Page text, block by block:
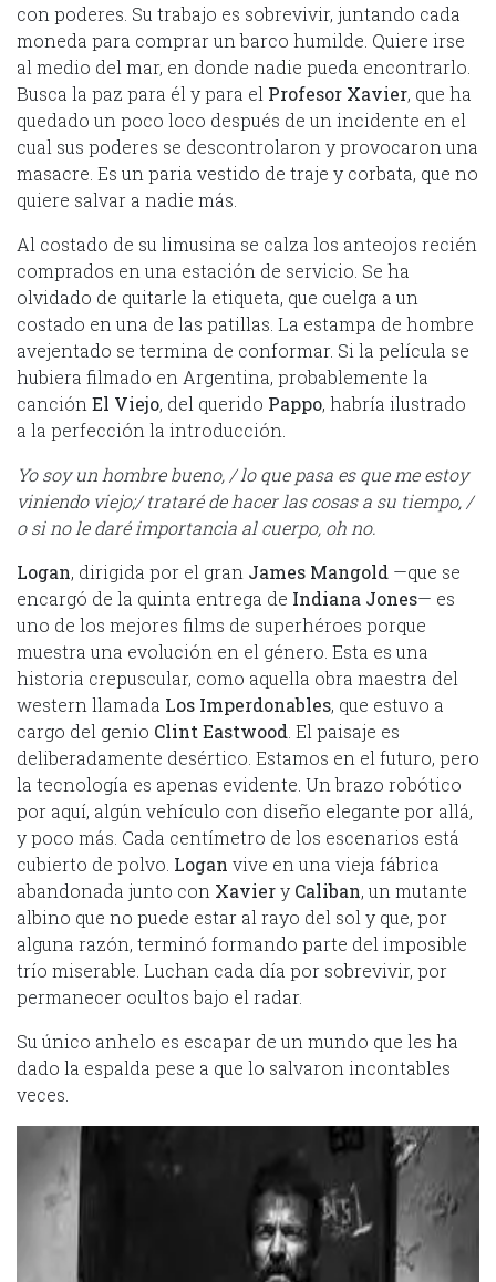
con poderes. Su trabajo es sobrevivir, juntando cada
moneda para comprar un barco humilde. Quiere irse
al medio del mar, en donde nadie pueda encontrarlo.
Busca la paz para él y para el Profesor Xavier, que ha
quedado un poco loco después de un incidente en el
cual sus poderes se descontrolaron y provocaron una
masacre. Es un paria vestido de traje y corbata, que no
quiere salvar a nadie más.
Al costado de su limusina se calza los anteojos recién
comprados en una estación de servicio. Se ha
olvidado de quitarle la etiqueta, que cuelga a un
costado en una de las patillas. La estampa de hombre
avejentado se termina de conformar. Si la película se
hubiera filmado en Argentina, probablemente la
canción El Viejo, del querido Pappo, habría ilustrado
a la perfección la introducción.
Yo soy un hombre bueno, / lo que pasa es que me estoy
viniendo viejo;/ trataré de hacer las cosas a su tiempo, /
o si no le daré importancia al cuerpo, oh no.
Logan, dirigida por el gran James Mangold —que se
encargó de la quinta entrega de Indiana Jones— es
uno de los mejores films de superhéroes porque
muestra una evolución en el género. Esta es una
historia crepuscular, como aquella obra maestra del
western llamada Los Imperdonables, que estuvo a
cargo del genio Clint Eastwood . El paisaje es
deliberadamente desértico. Estamos en el futuro, pero
la tecnología es apenas evidente. Un brazo robótico
por aquí, algún vehículo con diseño elegante por allá,
y poco más. Cada centímetro de los escenarios está
cubierto de polvo. Logan vive en una vieja fábrica
abandonada junto con Xaviery Caliban, un mutante
albino que no puede estar al rayo del sol y que, por
alguna razón, terminó formando parte del imposible
trío miserable. Luchan cada día por sobrevivir, por
permanecer ocultos bajo el radar.
Su único anhelo es escapar de un mundo que les ha
dado la espalda pese a que lo salvaron incontables
veces.